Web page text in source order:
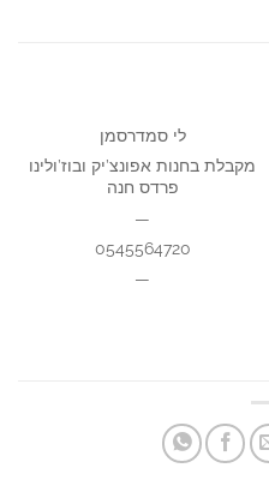
לי סמדרסמן
מקבלת בחנות אפונצ’יק ובוז’ולינו
פרדס חנה
—
0545564720
—